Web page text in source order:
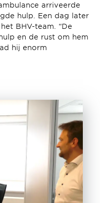
arriveerde
hulp. Een dag later
BHV-team. “De
en de rust om hem
hij enorm